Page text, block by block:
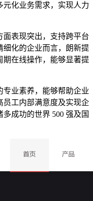
化业务需求，实现人力
表现突出，支持跨平台
细化的企业而言，朗新提
在线操作，能够显著提
专业素养，能够帮助企业
员工内部满意度及实现企
成功的世界 500 强及国